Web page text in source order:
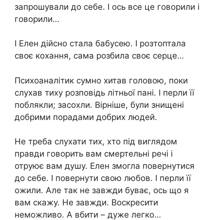
запрошували до себе. І ось все це говорили і
говорили…
І Елен дійсно стала бабусею. І розтоптала
своє кохання, сама розбила своє серце…
Психоаналітик сумно хитав головою, поки
слухав тиху розповідь літньої пані. І перли її
поблякли; засохли. Вірніше, були знищені
добрими порадами добрих людей.
Не треба слухати тих, хто під виглядом
правди говорить вам смертельні речі і
отруює вам душу. Елен змогла повернутися
до себе. І повернути свою любов. І перли її
ожили. Але так не завжди буває, ось що я
вам скажу. Не завжди. Воскресити
неможливо. А вбити – дуже легко…